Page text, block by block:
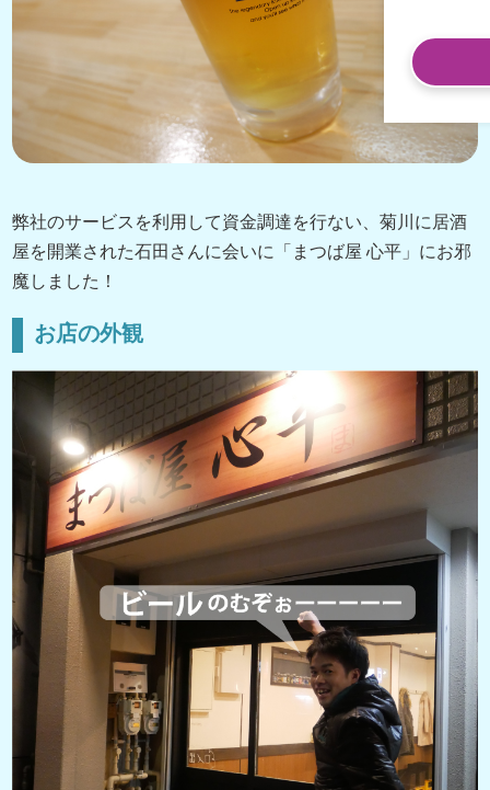
弊社のサービスを利用して資金調達を行ない、菊川に居酒
屋を開業された石田さんに会いに「まつば屋 心平」にお邪
魔しました！
お店の外観